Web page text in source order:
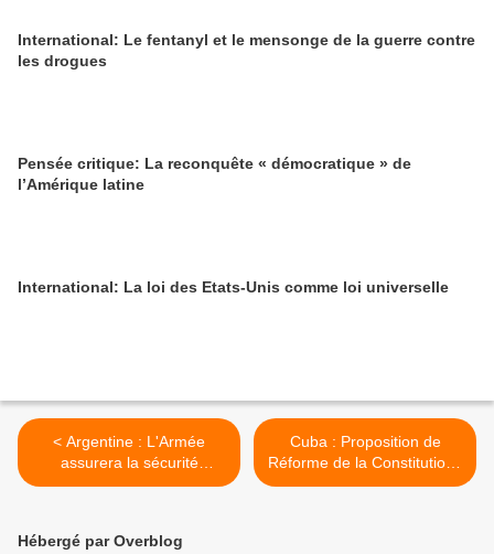
International: Le fentanyl et le mensonge de la guerre contre
les drogues
Pensée critique: La reconquête « démocratique » de
l’Amérique latine
International: La loi des Etats-Unis comme loi universelle
< Argentine : L'Armée
assurera la sécurité
publique
Cuba : Proposition de
Réforme de la Constitution :
Rapport destiné aux
Hébergé par Overblog